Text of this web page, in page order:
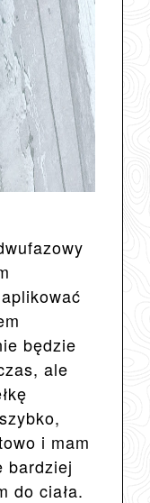
będzie
ale
i mam
bardziej
do ciała.